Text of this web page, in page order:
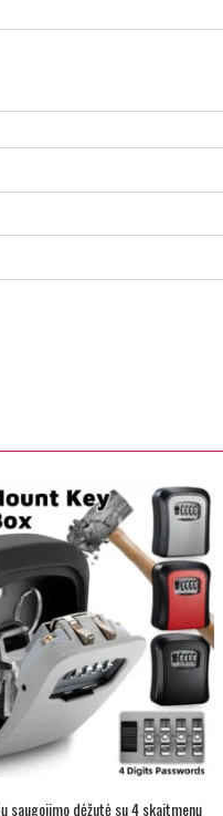
saugojimo dėžutė su 4 skaitmenų